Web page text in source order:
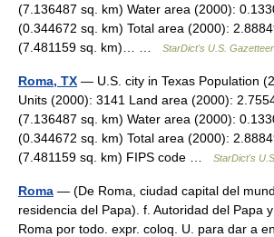
(7.136487 sq. km) Water area (2000):
(0.344672 sq. km) Total area (2000):
(7.481159 sq. km)… …
StarDict's U.S.
Roma, TX — U.S. city in Texas Population
Units (2000): 3141 Land area (2000):
(7.136487 sq. km) Water area (2000):
(0.344672 sq. km) Total area (2000):
(7.481159 sq. km) FIPS code …
StarDict's
Roma — (De Roma, ciudad capital del
residencia del Papa). f. Autoridad del Papa
Roma por todo. expr. coloq. U. para dar a